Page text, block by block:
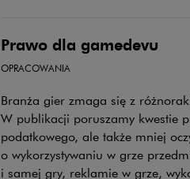
Prawo dla gamedevu
OPRACOWANIA
Branża gier zmaga się z
W publikacji poruszamy kwestie
podatkowego, ale także mniej
o wykorzystywaniu w grze
i samej gry, reklamie w grze,